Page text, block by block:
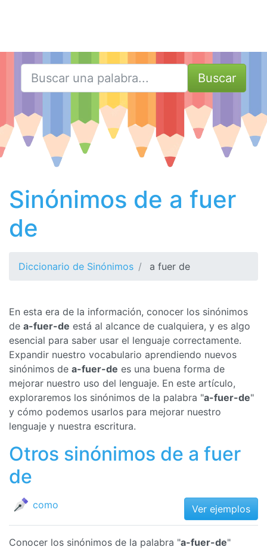
Buscar
Sinónimos de a fuer
de
Diccionario de Sinónimos a fuer de
En esta era de la información, conocer los sinónimos
de a-fuer-de está al alcance de cualquiera, y es algo
esencial para saber usar el lenguaje correctamente.
Expandir nuestro vocabulario aprendiendo nuevos
sinónimos de a-fuer-de es una buena forma de
mejorar nuestro uso del lenguaje. En este artículo,
exploraremos los sinónimos de la palabra "a-fuer-de"
y cómo podemos usarlos para mejorar nuestro
lenguaje y nuestra escritura.
Otros sinónimos de a fuer
de
como Ver ejemplos
Conocer los sinónimos de la palabra "a-fuer-de"